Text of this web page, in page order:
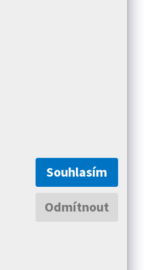
Odmítnout
Souhlasím